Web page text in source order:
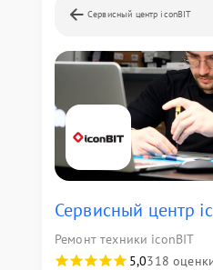
Сервисный центр iconBIT
Сервисный центр
Ремонт техники iconBIT
5,0318